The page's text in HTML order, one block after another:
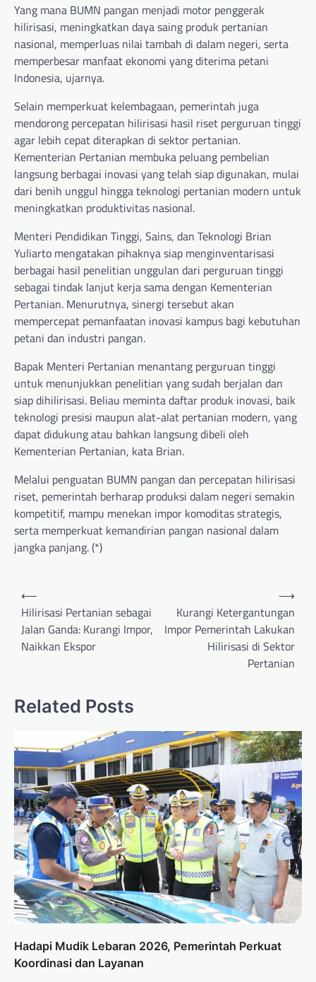
Yang mana BUMN pangan menjadi motor penggerak
hilirisasi, meningkatkan daya saing produk pertanian
nasional, memperluas nilai tambah di dalam negeri, serta
memperbesar manfaat ekonomi yang diterima petani
Indonesia, ujarnya.
Selain memperkuat kelembagaan, pemerintah juga
mendorong percepatan hilirisasi hasil riset perguruan tinggi
agar lebih cepat diterapkan di sektor pertanian.
Kementerian Pertanian membuka peluang pembelian
langsung berbagai inovasi yang telah siap digunakan, mulai
dari benih unggul hingga teknologi pertanian modern untuk
meningkatkan produktivitas nasional.
Menteri Pendidikan Tinggi, Sains, dan Teknologi Brian
Yuliarto mengatakan pihaknya siap menginventarisasi
berbagai hasil penelitian unggulan dari perguruan tinggi
sebagai tindak lanjut kerja sama dengan Kementerian
Pertanian. Menurutnya, sinergi tersebut akan
mempercepat pemanfaatan inovasi kampus bagi kebutuhan
petani dan industri pangan.
Bapak Menteri Pertanian menantang perguruan tinggi
untuk menunjukkan penelitian yang sudah berjalan dan
siap dihilirisasi. Beliau meminta daftar produk inovasi, baik
teknologi presisi maupun alat-alat pertanian modern, yang
dapat didukung atau bahkan langsung dibeli oleh
Kementerian Pertanian, kata Brian.
Melalui penguatan BUMN pangan dan percepatan hilirisasi
riset, pemerintah berharap produksi dalam negeri semakin
kompetitif, mampu menekan impor komoditas strategis,
serta memperkuat kemandirian pangan nasional dalam
jangka panjang. (*)
Post
navigation
⟵
Hilirisasi Pertanian sebagai
Jalan Ganda: Kurangi Impor,
Naikkan Ekspor
Kurangi Ketergantungan
Impor Pemerintah Lakukan
Hilirisasi di Sektor
Pertanian
⟶
Related Posts
Hadapi Mudik Lebaran 2026, Pemerintah Perkuat
Koordinasi dan Layanan